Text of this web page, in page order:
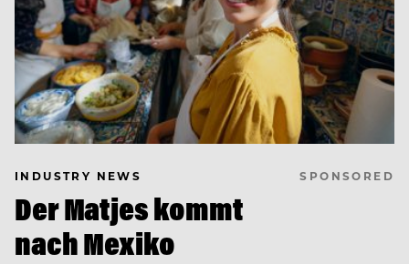
INDUSTRY NEWS SPONSORED
Der Matjes kommt
nach Mexiko